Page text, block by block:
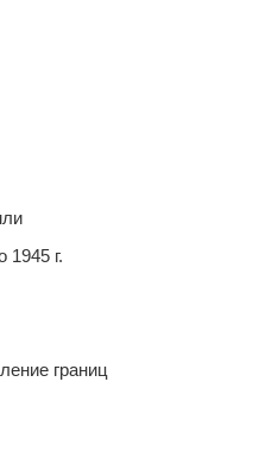
1945 г.
границ